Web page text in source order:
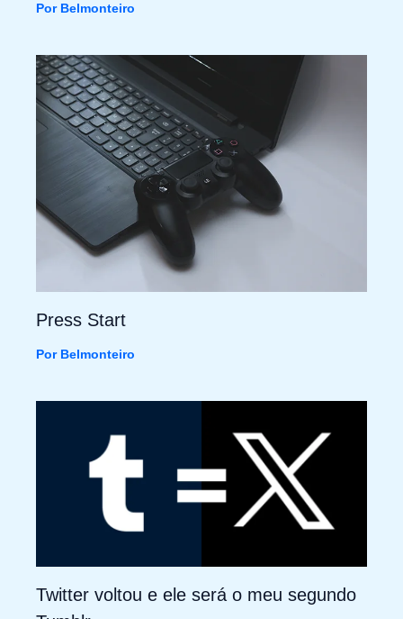
Por Belmonteiro
Press Start
Por Belmonteiro
Twitter voltou e ele será o meu segundo